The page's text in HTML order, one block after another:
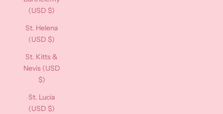
(USD $)
St. Helena
(USD $)
St. Kitts &
Nevis (USD
$)
St. Lucia
(USD $)